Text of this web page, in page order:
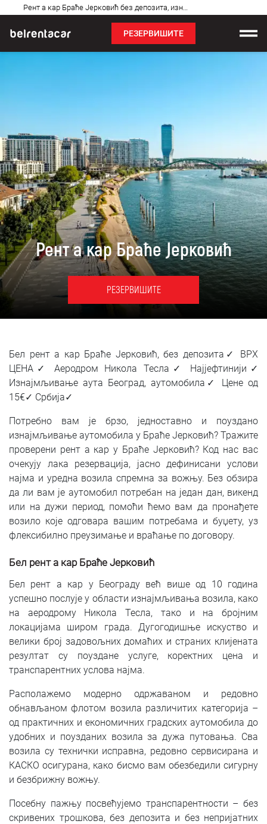
Рент а кар Браће Јерковић без депозита, изнајмљивање аута: Бел✓
питања
РЕЗЕРВИШИТЕ
О нама
Најчешћа питања
Блог
Контакт
SRPSKI
Рент а кар Браће Јерковић
РЕЗЕРВИШИТЕ
Бел рент а кар Браће Јерковић, без депозита✓ ВРХ
ЦЕНА✓ Аеродром Никола Тесла✓ Најјефтинији✓
Изнајмљивање аута Београд, аутомобила✓ Цене од
15€✓ Србија✓
Потребно вам је брзо, једноставно и поуздано
изнајмљивање аутомобила у Браће Јерковић? Тражите
проверени рент а кар у Браће Јерковић? Код нас вас
очекују лака резервација, јасно дефинисани услови
најма и уредна возила спремна за вожњу. Без обзира
да ли вам је аутомобил потребан на један дан, викенд
или на дужи период, помоћи ћемо вам да пронађете
возило које одговара вашим потребама и буџету, уз
флексибилно преузимање и враћање по договору.
Бел рент а кар Браће Јерковић
Бел рент а кар у Београду већ више од 10 година
успешно послује у области изнајмљивања возила, како
на аеродрому Никола Тесла, тако и на бројним
локацијама широм града. Дугогодишње искуство и
велики број задовољних домаћих и страних клијената
резултат су поуздане услуге, коректних цена и
транспарентних услова најма.
Располажемо модерно одржаваном и редовно
обнављаном флотом возила различитих категорија –
од практичних и економичних градских аутомобила до
удобних и поузданих возила за дужа путовања. Сва
возила су технички исправна, редовно сервисирана и
КАСКО осигурана, како бисмо вам обезбедили сигурну
и безбрижну вожњу.
Посебну пажњу посвећујемо транспарентности – без
скривених трошкова, без депозита и без непријатних